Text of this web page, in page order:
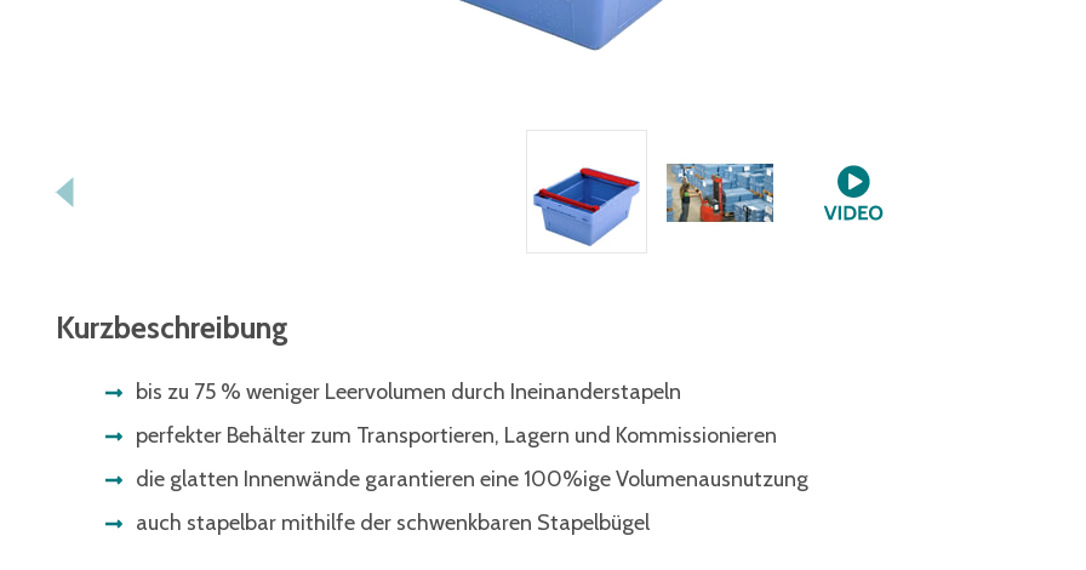
Kurzbeschreibung
bis zu 75 % weniger Leervolumen durch Ineinanderstapeln
perfekter Behälter zum Transportieren, Lagern und Kommissionieren
die glatten Innenwände garantieren eine 100%ige Volumenausnutzung
auch stapelbar mithilfe der schwenkbaren Stapelbügel